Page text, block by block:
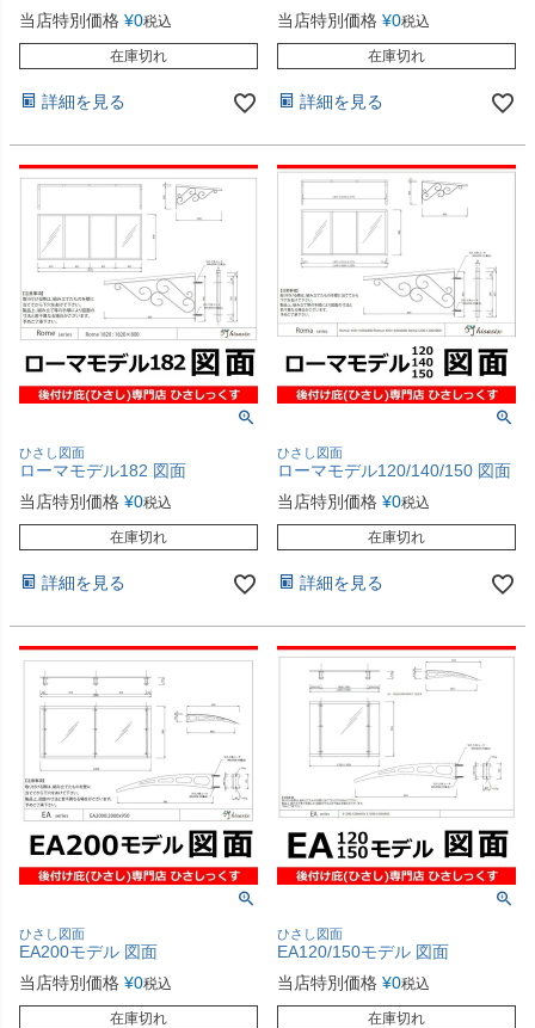
当店特別価格 ¥0税込
在庫切れ
詳細を見る
当店特別価格 ¥0税込
在庫切れ
詳細を見る
ひさし図面
ローマモデル182 図面
当店特別価格 ¥0税込
在庫切れ
詳細を見る
ひさし図面
ローマモデル120/140/150 図面
当店特別価格 ¥0税込
在庫切れ
詳細を見る
ひさし図面
EA200モデル 図面
当店特別価格 ¥0税込
在庫切れ
ひさし図面
EA120/150モデル 図面
当店特別価格 ¥0税込
在庫切れ